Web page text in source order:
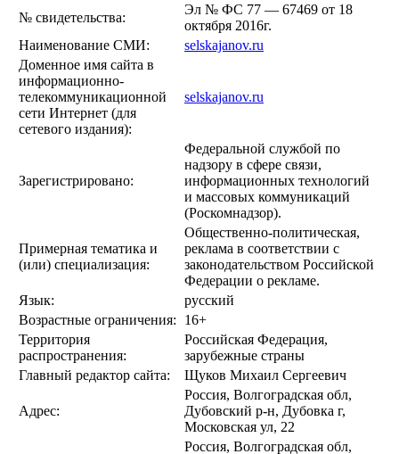
№ свидетельства:
Эл № ФС 77 — 67469 от 18
октября 2016г.
Наименование СМИ:
selskajanov.ru
Доменное имя сайта в
информационно-
телекоммуникационной
сети Интернет (для
сетевого издания):
selskajanov.ru
Зарегистрировано:
Федеральной службой по
надзору в сфере связи,
информационных технологий
и массовых коммуникаций
(Роскомнадзор).
Примерная тематика и
(или) специализация:
Общественно-политическая,
реклама в соответствии с
законодательством Российской
Федерации о рекламе.
Язык:
русский
Возрастные ограничения:
16+
Территория
распространения:
Российская Федерация,
зарубежные страны
Главный редактор сайта:
Щуков Михаил Сергеевич
Адрес:
Россия, Волгоградская обл,
Дубовский р-н, Дубовка г,
Московская ул, 22
Россия, Волгоградская обл,